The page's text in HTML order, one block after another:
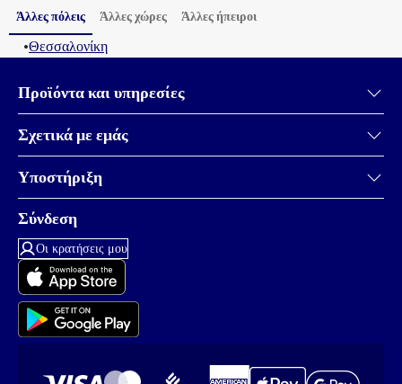
Άλλες πόλεις Άλλες χώρες Άλλες ήπειροι
•Θεσσαλονίκη
Προϊόντα και υπηρεσίες
Σχετικά με εμάς
Υποστήριξη
Σύνδεση
Οι κρατήσεις μου